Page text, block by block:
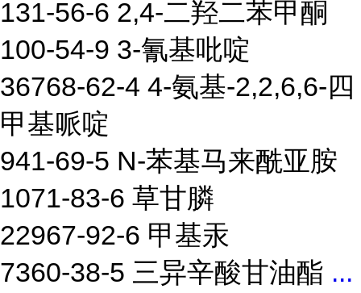
131-56-6 2,4-二羟二苯甲酮
100-54-9 3-氰基吡啶
36768-62-4 4-氨基-2,2,6,6-四
甲基哌啶
941-69-5 N-苯基马来酰亚胺
1071-83-6 草甘膦
22967-92-6 甲基汞
7360-38-5 三异辛酸甘油酯 ...